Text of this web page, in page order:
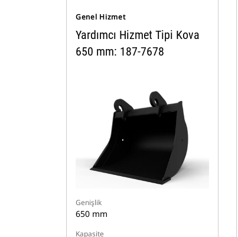
Genel Hizmet
Yardımcı Hizmet Tipi Kova
650 mm: 187-7678
Genişlik
650 mm
Kapasite